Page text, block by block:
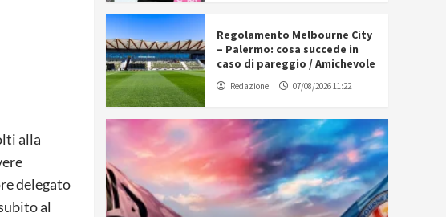
alla
delegato
al
Regolamento Melbourne City
– Palermo: cosa succede in
caso di pareggio / Amichevole
Redazione 07/08/2026 11:22